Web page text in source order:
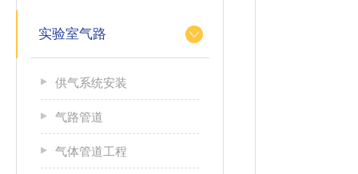
实验室气路
供气系统安装
气路管道
气体管道工程